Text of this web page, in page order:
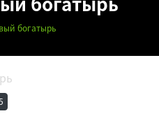
богатырь